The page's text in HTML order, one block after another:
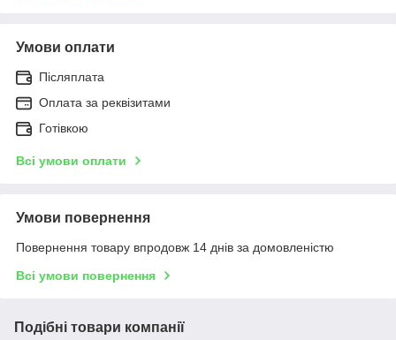
Умови оплати
Післяплата
Оплата за реквізитами
Готівкою
Всі умови оплати
Умови повернення
Повернення товару впродовж 14 днів за домовленістю
Всі умови повернення
Подібні товари компанії